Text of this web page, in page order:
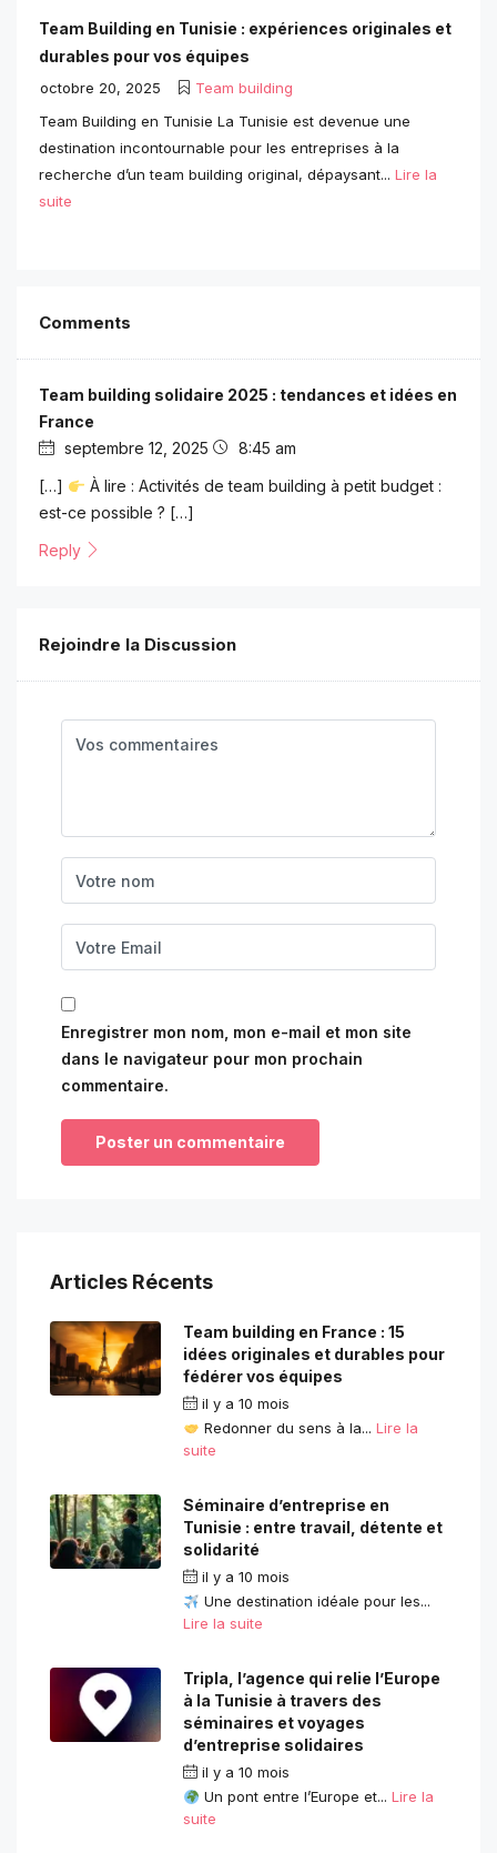
Team Building en Tunisie : expériences originales et
durables pour vos équipes
octobre 20, 2025
Team building
Team Building en Tunisie La Tunisie est devenue une
destination incontournable pour les entreprises à la
recherche d’un team building original, dépaysant... Lire la
suite
Comments
Team building solidaire 2025 : tendances et idées en
France
septembre 12, 2025
8:45 am
[…]
À lire : Activités de team building à petit budget :
est-ce possible ? […]
Reply
Rejoindre la Discussion
Enregistrer mon nom, mon e-mail et mon site
dans le navigateur pour mon prochain
commentaire.
Articles Récents
Team building en France : 15
idées originales et durables pour
fédérer vos équipes
il y a 10 mois
Redonner du sens à la... Lire la
suite
Séminaire d’entreprise en
Tunisie : entre travail, détente et
solidarité
il y a 10 mois
Une destination idéale pour les...
Lire la suite
Tripla, l’agence qui relie l’Europe
à la Tunisie à travers des
séminaires et voyages
d’entreprise solidaires
il y a 10 mois
Un pont entre l’Europe et... Lire la
suite